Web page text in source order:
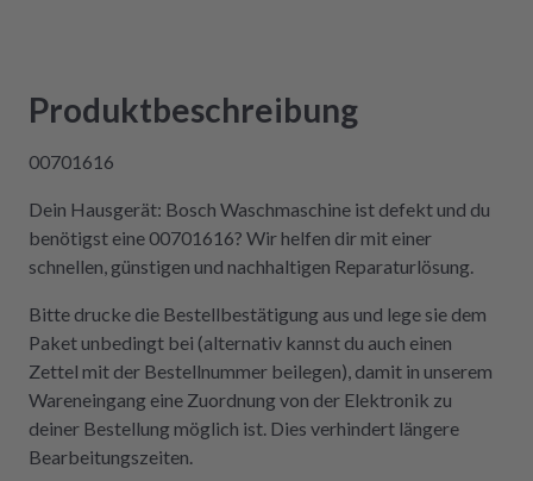
Der Aus- und Einbau der Platine war dank der
Produktbeschreibung
00701616
Dein Hausgerät: Bosch Waschmaschine ist defekt und du
benötigst eine 00701616? Wir helfen dir mit einer
schnellen, günstigen und nachhaltigen Reparaturlösung.
Bitte drucke die Bestellbestätigung aus und lege sie dem
Paket unbedingt bei (alternativ kannst du auch einen
Zettel mit der Bestellnummer beilegen), damit in unserem
Wareneingang eine Zuordnung von der Elektronik zu
deiner Bestellung möglich ist. Dies verhindert längere
Bearbeitungszeiten.